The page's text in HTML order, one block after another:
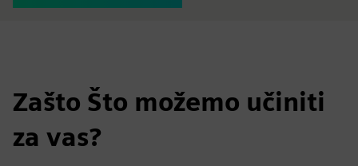
Zašto Što možemo učiniti
za vas?